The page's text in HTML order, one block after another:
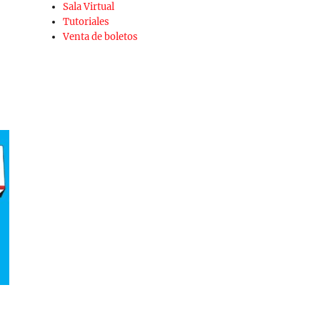
Sala Virtual
Tutoriales
Venta de boletos